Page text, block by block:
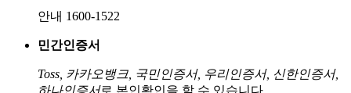
안내 1600-1522
민간인증서
Toss, 카카오뱅크, 국민인증서, 우리인증서, 신한인증서,